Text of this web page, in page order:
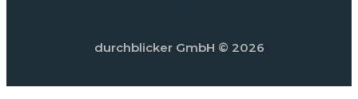
durchblicker GmbH © 2026